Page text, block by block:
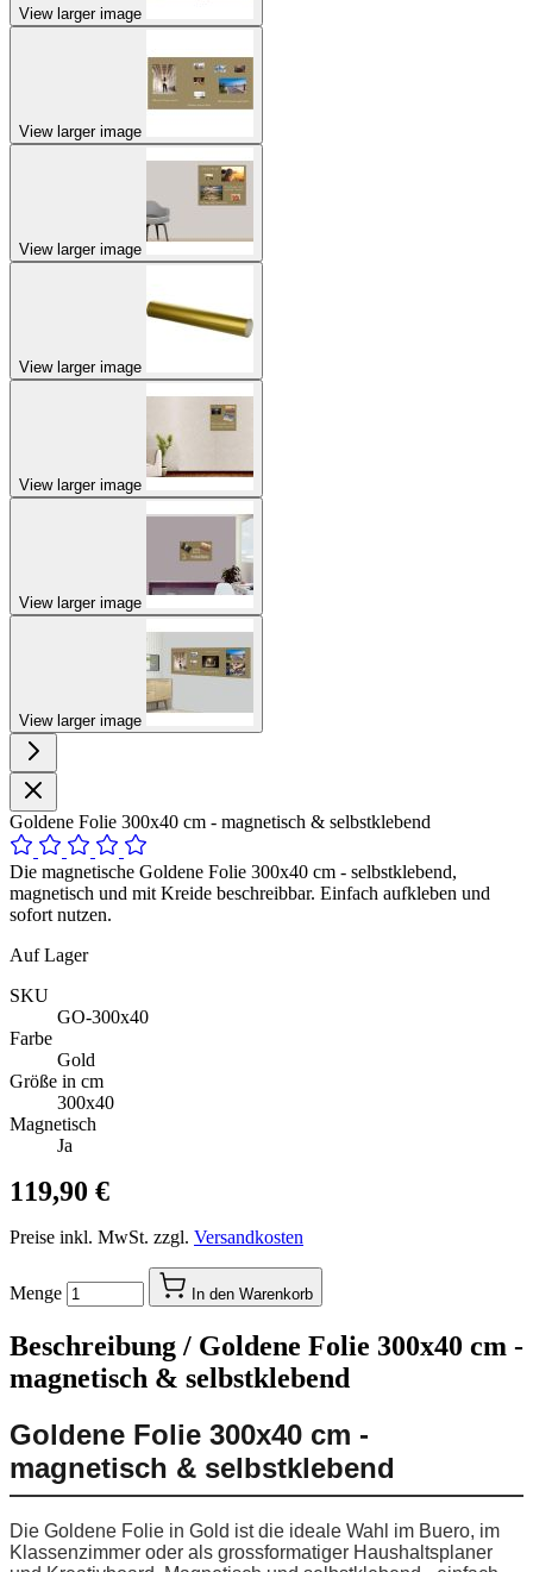
View larger image
View larger image
View larger image
View larger image
View larger image
View larger image
View larger image
Goldene Folie 300x40 cm - magnetisch & selbstklebend
Die magnetische Goldene Folie 300x40 cm - selbstklebend,
magnetisch und mit Kreide beschreibbar. Einfach aufkleben und
sofort nutzen.
Auf Lager
SKU
GO-300x40
Farbe
Gold
Größe in cm
300x40
Magnetisch
Ja
119,90 €
Preise inkl. MwSt. zzgl. Versandkosten
Menge In den Warenkorb
Beschreibung / Goldene Folie 300x40 cm -
magnetisch & selbstklebend
Goldene Folie 300x40 cm -
magnetisch & selbstklebend
Die Goldene Folie in Gold ist die ideale Wahl im Buero, im
Klassenzimmer oder als grossformatiger Haushaltsplaner